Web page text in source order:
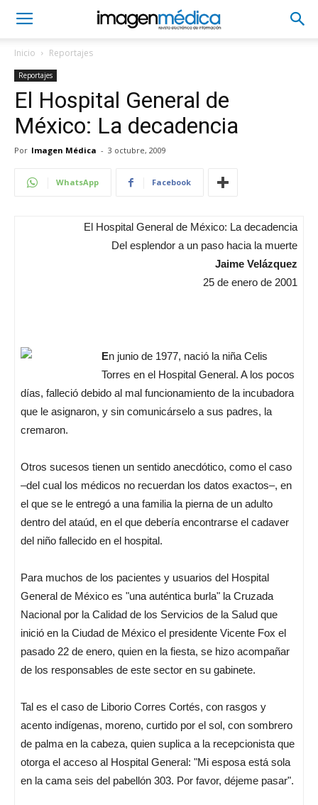
Inicio Reportajes
Reportajes
El Hospital General de
México: La decadencia
Por Imagen Médica - 3 octubre, 2009
WhatsApp Facebook
El Hospital General de México: La decadencia
Del esplendor a un paso hacia la muerte
Jaime Velázquez
25 de enero de 2001
En junio de 1977, nació la niña Celis
Torres en el Hospital General. A los pocos
días, falleció debido al mal funcionamiento de la incubadora
que le asignaron, y sin comunicárselo a sus padres, la
cremaron.
Otros sucesos tienen un sentido anecdótico, como el caso
–del cual los médicos no recuerdan los datos exactos–, en
el que se le entregó a una familia la pierna de un adulto
dentro del ataúd, en el que debería encontrarse el cadaver
del niño fallecido en el hospital.
Para muchos de los pacientes y usuarios del Hospital
General de México es "una auténtica burla" la Cruzada
Nacional por la Calidad de los Servicios de la Salud que
inició en la Ciudad de México el presidente Vicente Fox el
pasado 22 de enero, quien en la fiesta, se hizo acompañar
de los responsables de este sector en su gabinete.
Tal es el caso de Liborio Corres Cortés, con rasgos y
acento indígenas, moreno, curtido por el sol, con sombrero
de palma en la cabeza, quien suplica a la recepcionista que
otorga el acceso al Hospital General: "Mi esposa está sola
en la cama seis del pabellón 303. Por favor, déjeme pasar".